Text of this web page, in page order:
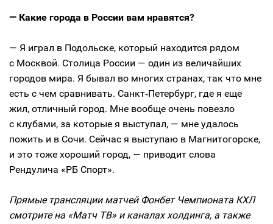
— Какие города в России вам нравятся?
— Я играл в Подольске, который находится рядом
с Москвой. Столица России — один из величайших
городов мира. Я бывал во многих странах, так что мне
есть с чем сравнивать. Санкт‑Петербург, где я еще
жил, отличный город. Мне вообще очень повезло
с клубами, за которые я выступал, — мне удалось
пожить и в Сочи. Сейчас я выступаю в Магнитогорске,
и это тоже хороший город, — приводит слова
Рендулича «РБ Спорт».
Прямые трансляции матчей Фонбет Чемпионата КХЛ
смотрите на «Матч ТВ» и каналах холдинга, а также